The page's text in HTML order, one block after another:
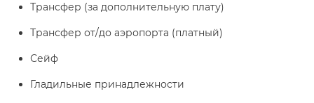
Трансфер (за дополнительную плату)
Трансфер от/до аэропорта (платный)
Сейф
Гладильные принадлежности